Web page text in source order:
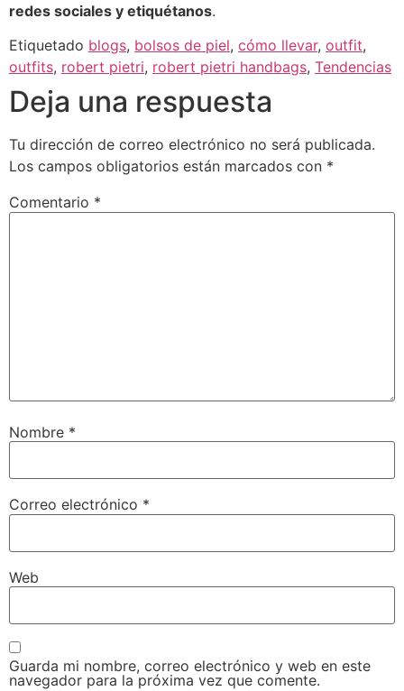
redes sociales y etiquétanos.
Etiquetado blogs, bolsos de piel, cómo llevar, outfit,
outfits, robert pietri, robert pietri handbags, Tendencias
Deja una respuesta
Tu dirección de correo electrónico no será publicada.
Los campos obligatorios están marcados con *
Comentario *
Nombre *
Correo electrónico *
Web
Guarda mi nombre, correo electrónico y web en este
navegador para la próxima vez que comente.